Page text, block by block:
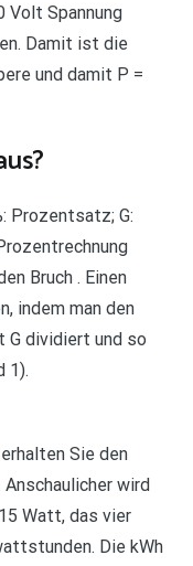
Volt Spannung
Damit ist die
und damit P =
Prozentsatz; G:
Bruch . Einen
indem man den
G dividiert und so
1).
Sie den
wird
Watt, das vier
Die kWh